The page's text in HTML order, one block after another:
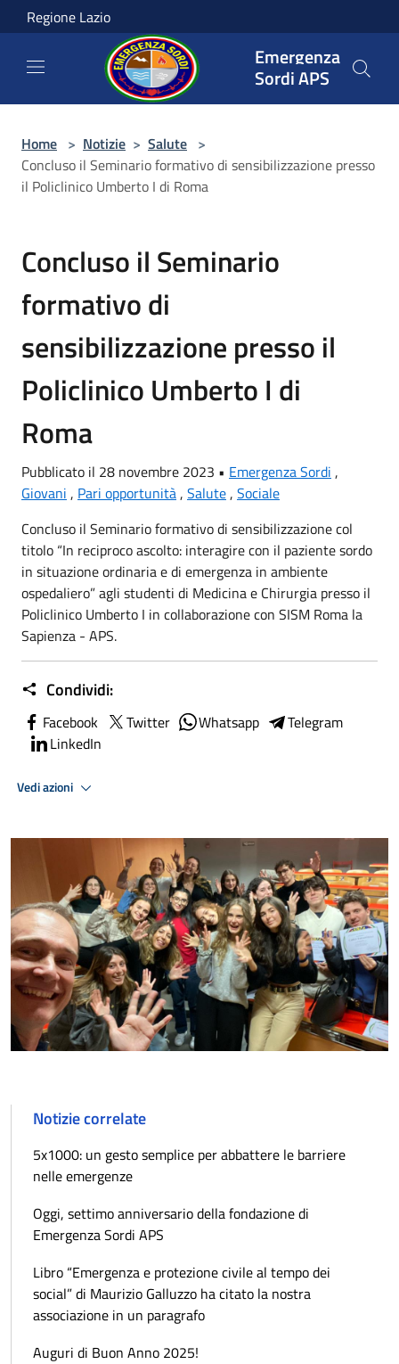
Salta al contenuto principale
Regione Lazio
Emergenza
Sordi APS
Home > Notizie > Salute >
Concluso il Seminario formativo di sensibilizzazione presso
il Policlinico Umberto I di Roma
Concluso il Seminario
formativo di
sensibilizzazione presso il
Policlinico Umberto I di
Roma
Pubblicato il 28 novembre 2023 • Emergenza Sordi ,
Giovani , Pari opportunità, Salute, Sociale
Concluso il Seminario formativo di sensibilizzazione col
titolo “In reciproco ascolto: interagire con il paziente sordo
in situazione ordinaria e di emergenza in ambiente
ospedaliero” agli studenti di Medicina e Chirurgia presso il
Policlinico Umberto I in collaborazione con SISM Roma la
Sapienza - APS.
Condividi:
Facebook Twitter Whatsapp
Telegram
LinkedIn
Vedi azioni
Notizie correlate
5x1000: un gesto semplice per abbattere le barriere
nelle emergenze
Oggi, settimo anniversario della fondazione di
Emergenza Sordi APS
Libro “Emergenza e protezione civile al tempo dei
social” di Maurizio Galluzzo ha citato la nostra
associazione in un paragrafo
Auguri di Buon Anno 2025!